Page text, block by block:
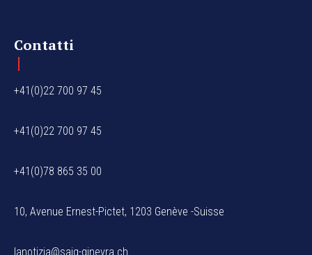
Contatti
+41(0)22 700 97 45
+41(0)22 700 97 45
+41(0)78 865 35 00
10, Avenue Ernest-Pictet, 1203 Genève -Suisse
lanotizia@saig-ginevra.ch